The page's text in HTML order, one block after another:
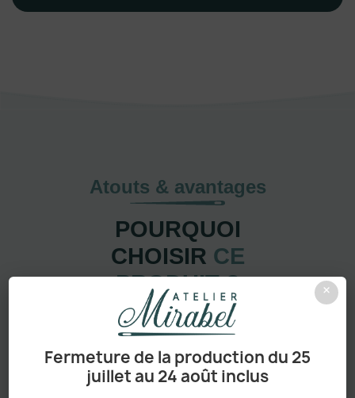
×
Fermeture de la production du 25
juillet au 24 août inclus
Atouts & avantages
POURQUOI
CHOISIR CE
PRODUIT ?
Pensé pour durer, facile à personnaliser et adapté à
tous les usages, ce modèle réunit tout ce qui fait une